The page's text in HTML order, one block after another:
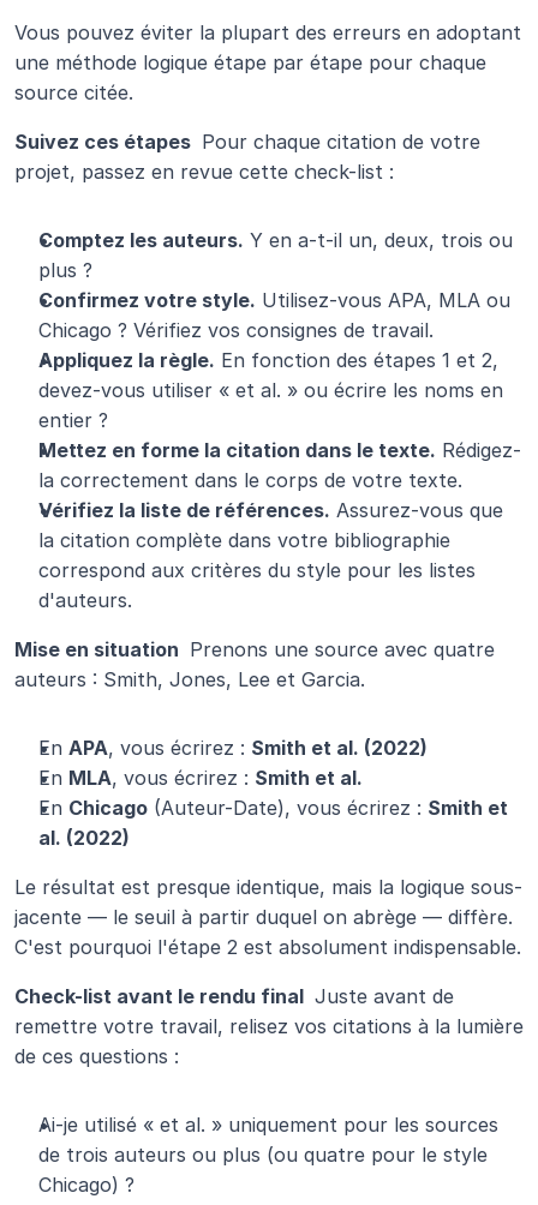
Vous pouvez éviter la plupart des erreurs en adoptant
une méthode logique étape par étape pour chaque
source citée.
Suivez ces étapes Pour chaque citation de votre
projet, passez en revue cette check-list :
Comptez les auteurs. Y en a-t-il un, deux, trois ou
plus ?
Confirmez votre style. Utilisez-vous APA, MLA ou
Chicago ? Vérifiez vos consignes de travail.
Appliquez la règle. En fonction des étapes 1 et 2,
devez-vous utiliser « et al. » ou écrire les noms en
entier ?
Mettez en forme la citation dans le texte. Rédigez-
la correctement dans le corps de votre texte.
Vérifiez la liste de références. Assurez-vous que
la citation complète dans votre bibliographie
correspond aux critères du style pour les listes
d'auteurs.
Mise en situation Prenons une source avec quatre
auteurs : Smith, Jones, Lee et Garcia.
En APA, vous écrirez : Smith et al. (2022)
En MLA, vous écrirez : Smith et al.
En Chicago (Auteur-Date), vous écrirez : Smith et
al. (2022)
Le résultat est presque identique, mais la logique sous-
jacente — le seuil à partir duquel on abrège — diffère.
C'est pourquoi l'étape 2 est absolument indispensable.
Check-list avant le rendu final Juste avant de
remettre votre travail, relisez vos citations à la lumière
de ces questions :
Ai-je utilisé « et al. » uniquement pour les sources
de trois auteurs ou plus (ou quatre pour le style
Chicago) ?